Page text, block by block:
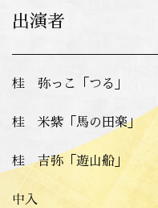
出演者
桂 弥っこ「つる」
桂 米紫「馬の田楽」
桂 吉弥「遊山船」
中入